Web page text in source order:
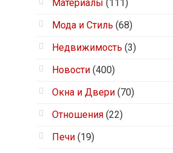
Материалы (111)
Мода и Стиль (68)
Недвижимость (3)
Новости (400)
Окна и Двери (70)
Отношения (22)
Печи (19)